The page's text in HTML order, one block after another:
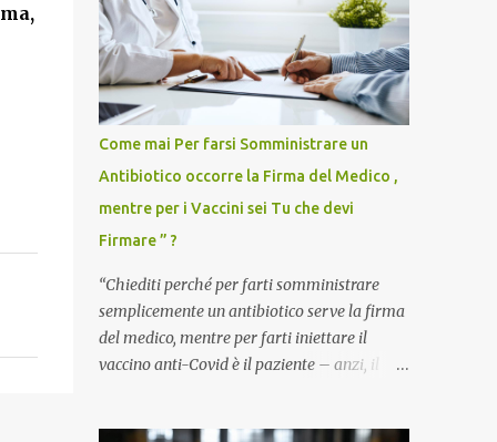
Come mai Per farsi Somministrare un
Antibiotico occorre la Firma del Medico ,
mentre per i Vaccini sei Tu che devi
Firmare ” ?
“Chiediti perché per farti somministrare
semplicemente un antibiotico serve la firma
del medico, mentre per farti iniettare il
vaccino anti-Covid è il paziente – anzi, il